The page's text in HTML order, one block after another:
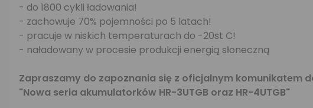
- do 1800 cykli ładowania!
- zachowuje 70% pojemności po 5 latach!
- pracuje w niskich temperaturach do -20st C!
- naładowany w procesie produkcji energią słoneczną
Zapraszamy do zapoznania się z oficjalnym komunikatem
"Nowa seria akumulatorków HR-3UTGB oraz HR-4UTGB"